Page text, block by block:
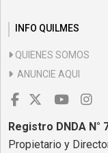
INFO QUILMES
QUIENES SOMOS
ANUNCIE AQUI
Registro DNDA N°
Propietario y